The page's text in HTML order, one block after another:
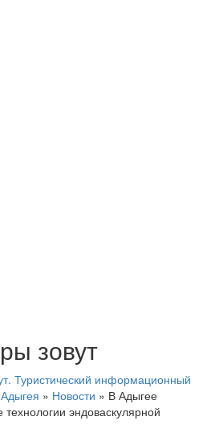
зовут
Туристический информационный
» Новости » В Адыгее
эндоваскулярной